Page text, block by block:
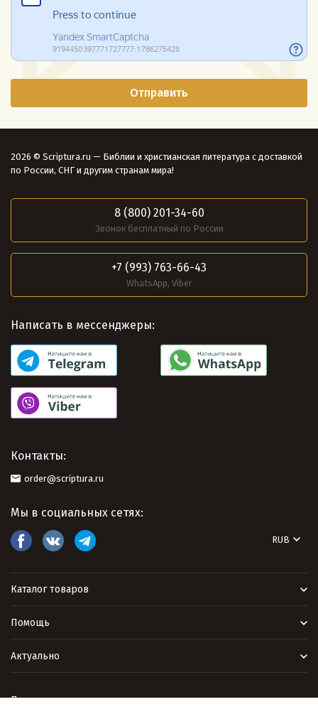
2026 © Scriptura.ru — Библии и христианская литература с доставкой
по России, СНГ и другим странам мира!
8 (800) 201-34-60
Звонок бесплатный по России
+7 (993) 763-66-43
WhatsApp, Viber
Написать в мессенджеры:
Контакты:
order@scriptura.ru
Мы в социальных сетях:
RUB
Каталог товаров
Помощь
Актуально
Политика персональных данных